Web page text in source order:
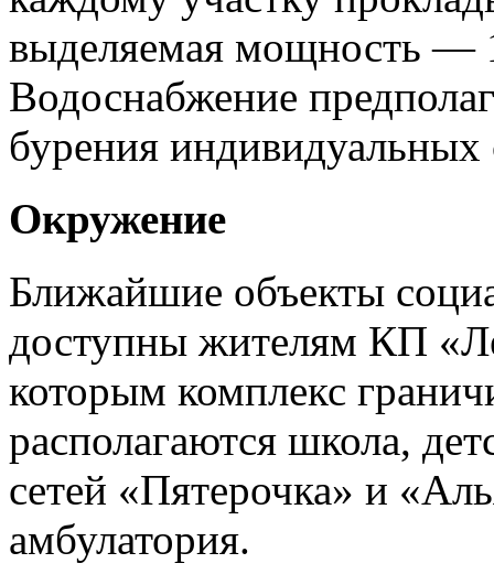
выделяемая мощность —
Водоснабжение
бурения индивидуальных
Окружение
Ближайшие объекты
доступны жителям КП
которым комплекс
располагаются школа,
сетей «Пятерочка» и
амбулатория.